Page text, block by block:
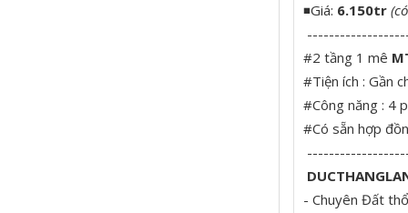
◾Giá: 6.150tr
#2 tầng 1 mê
#Tiện ích : Gần
#Công năng : 4
#Có sẵn hợp
- Chuyên Đất